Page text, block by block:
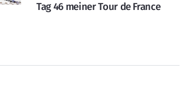
Tag 46 meiner Tour de France